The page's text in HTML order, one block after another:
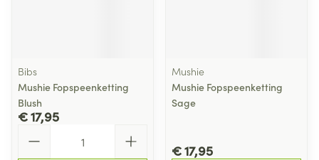
Bibs
Mushie Fopspeenketting
Blush
€ 17,95
Mushie
Mushie Fopspeenketting
Sage
€ 17,95